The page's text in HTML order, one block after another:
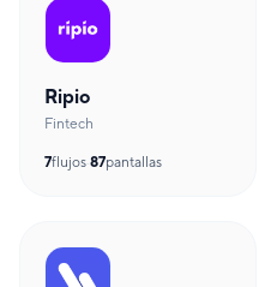
Ripio
Fintech
7flujos·87pantallas